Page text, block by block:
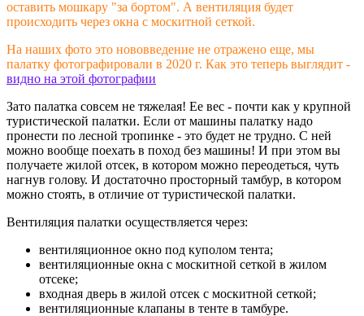
оставить мошкару "за бортом". А вентиляция будет
происходить через окна с москитной сеткой.
На наших фото это нововведение не отражено еще, мы
палатку фотографировали в 2020 г. Как это теперь выглядит -
видно на этой фотографии
Зато палатка совсем не тяжелая! Ее вес - почти как у крупной
туристической палатки. Если от машины палатку надо
пронести по лесной тропинке - это будет не трудно. С ней
можно вообще поехать в поход без машины! И при этом вы
получаете жилой отсек, в котором можно переодеться, чуть
нагнув голову. И достаточно просторный тамбур, в котором
можно стоять, в отличие от туристической палатки.
Вентиляция палатки осуществляется через:
вентиляционное окно под куполом тента;
вентиляционные окна с москитной сеткой в жилом
отсеке;
входная дверь в жилой отсек с москитной сеткой;
вентиляционные клапаны в тенте в тамбуре.